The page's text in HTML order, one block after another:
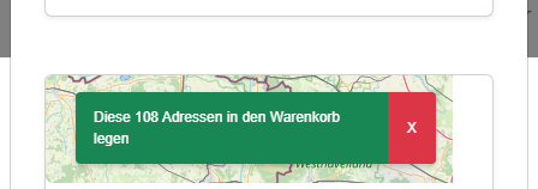
Abfragen:
Pfarren
Zigarrengeschäfte
Freibäder